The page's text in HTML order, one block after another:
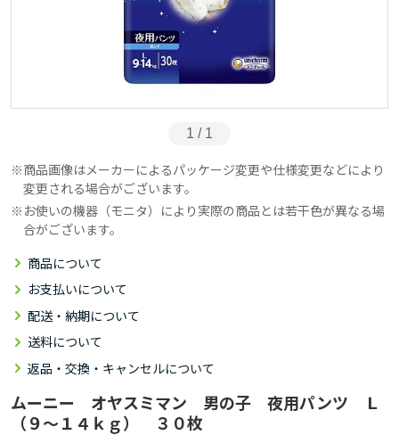
1 / 1
商品画像はメーカーによるパッケージ変更や仕様変更などにより
変更される場合がございます。
お使いの機器（モニタ）により実際の商品とは若干色が異なる場
合がございます。
商品について
お支払いについて
配送・納期について
送料について
返品・交換・キャンセルについて
ムーニー オヤスミマン 男の子 夜用パンツ Ｌ
（９～１４ｋｇ） ３０枚